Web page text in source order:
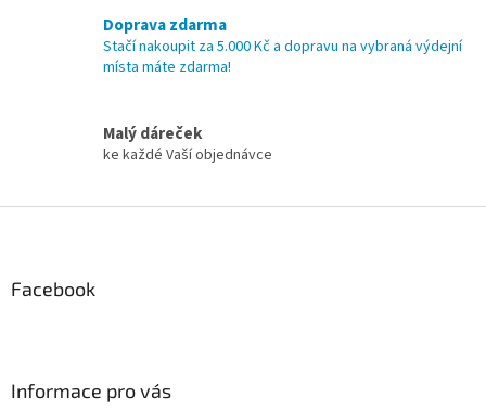
i
Doprava zdarma
Stačí nakoupit za 5.000 Kč a dopravu na vybraná výdejní
místa máte zdarma!
Malý dáreček
ke každé Vaší objednávce
Facebook
Informace pro vás